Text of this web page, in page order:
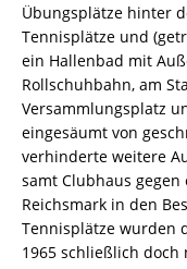
Übungsplätze hinter
Tennisplätze und
ein Hallenbad mit
Rollschuhbahn, am
Versammlungsplatz
eingesäumt von
verhinderte weitere
samt Clubhaus gegen
Reichsmark in den
Tennisplätze wurden
1965 schließlich